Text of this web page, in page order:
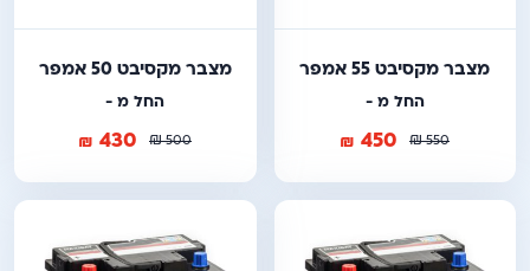
מצבר מקסיבט 55 אמפר
החל מ -
550
₪
450
₪
מצבר מקסיבט 50 אמפר
החל מ -
500
₪
430
₪